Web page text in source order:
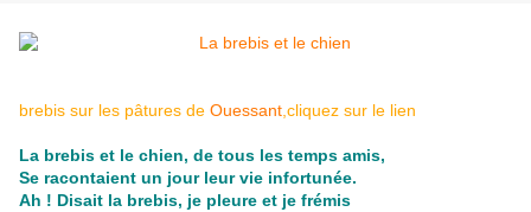
brebis sur les pâtures de Ouessant ,cliquez sur le lien
La brebis et le chien, de tous les temps amis,
Se racontaient un jour leur vie infortunée.
Ah ! Disait la brebis, je pleure et je frémis